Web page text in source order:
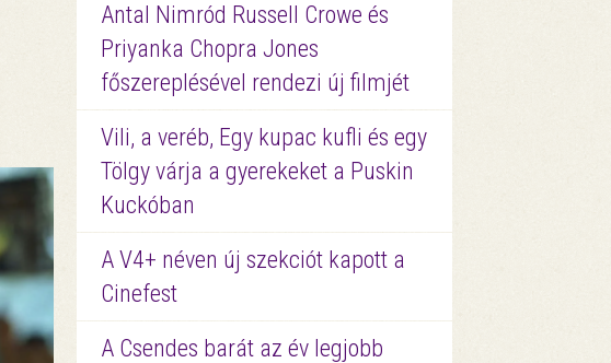
Antal Nimród Russell Crowe és
Priyanka Chopra Jones
főszereplésével rendezi új filmjét
Vili, a veréb, Egy kupac kufli és egy
Tölgy várja a gyerekeket a Puskin
Kuckóban
A V4+ néven új szekciót kapott a
Cinefest
A Csendes barát az év legjobb